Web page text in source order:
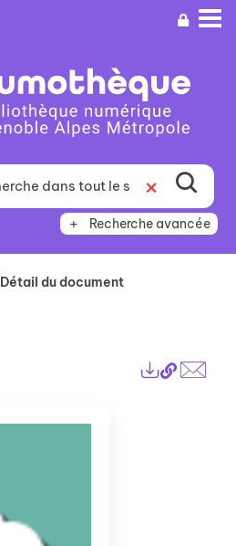
Recherche avancée
Détail du document
Lien